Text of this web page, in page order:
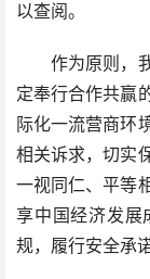
以查阅。
作为原则，我
定奉行合作共赢
际化一流营商环
相关诉求，切实
一视同仁、平等
享中国经济发展
规，履行安全承